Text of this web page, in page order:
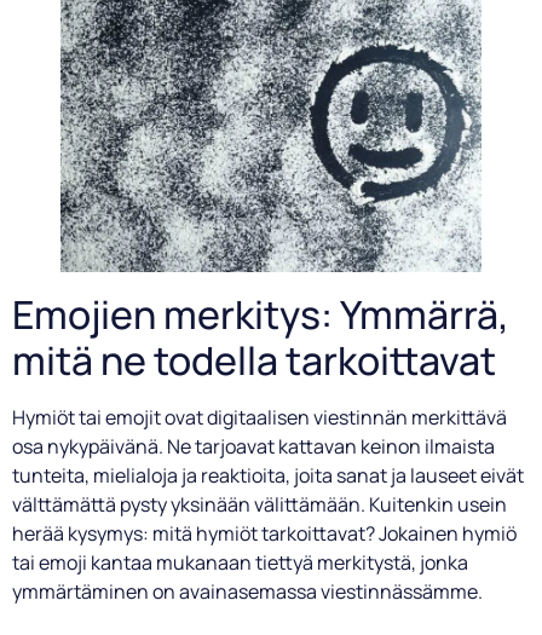
Emojien merkitys: Ymmärrä,
mitä ne todella tarkoittavat
Hymiöt tai emojit ovat digitaalisen viestinnän merkittävä
osa nykypäivänä. Ne tarjoavat kattavan keinon ilmaista
tunteita, mielialoja ja reaktioita, joita sanat ja lauseet eivät
välttämättä pysty yksinään välittämään. Kuitenkin usein
herää kysymys: mitä hymiöt tarkoittavat? Jokainen hymiö
tai emoji kantaa mukanaan tiettyä merkitystä, jonka
ymmärtäminen on avainasemassa viestinnässämme.